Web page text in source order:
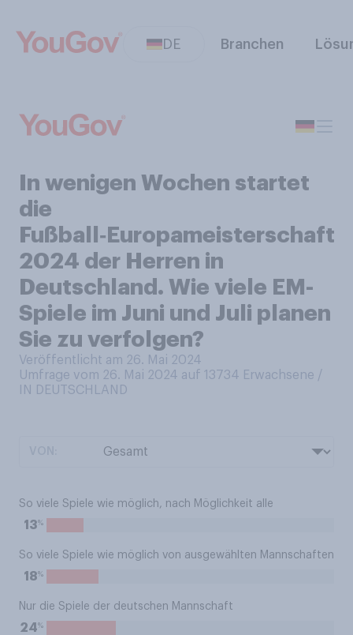
DE Branchen
In wenigen Wochen startet
die
Fußball‑Europameisterschaft
2024 der Herren in
Deutschland. Wie viele EM-
Spiele im Juni und Juli planen
Sie zu verfolgen?
Veröffentlicht am 26. Mai 2024
Umfrage vom 26. Mai 2024 auf 13734 Erwachsene /
IN DEUTSCHLAND
So viele Spiele wie möglich, nach Möglichkeit alle
13%
So viele Spiele wie möglich von ausgewählten Mannschaften
18%
Nur die Spiele der deutschen Mannschaft
24%